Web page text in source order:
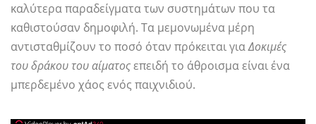
καλύτερα παραδείγματα των συστημάτων που τα
καθιστούσαν δημοφιλή. Τα μεμονωμένα μέρη
αντισταθμίζουν το ποσό όταν πρόκειται γιαΔοκιμές
του δράκου του αίματοςεπειδή το άθροισμα είναι ένα
μπερδεμένο χάος ενός παιχνιδιού.